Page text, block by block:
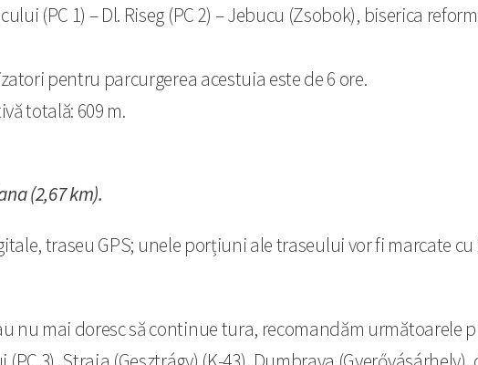
(PC 1) – Dl. Riseg (PC 2) – Jebucu (Zsobok), biserica
pentru parcurgerea acestuia este de 6 ore.
totală: 609 m.
(2,67 km).
traseu GPS; unele porțiuni ale traseului vor fi marcate
nu mai doresc să continue tura, recomandăm următoarele